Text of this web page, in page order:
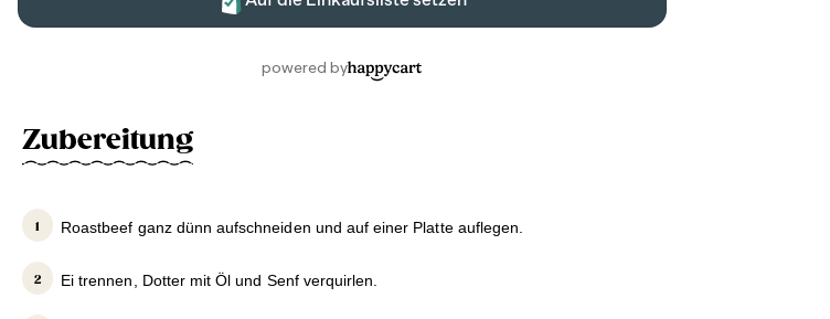
Zubereitung
Roastbeef ganz dünn aufschneiden und auf einer Platte auflegen.
Ei trennen, Dotter mit Öl und Senf verquirlen.